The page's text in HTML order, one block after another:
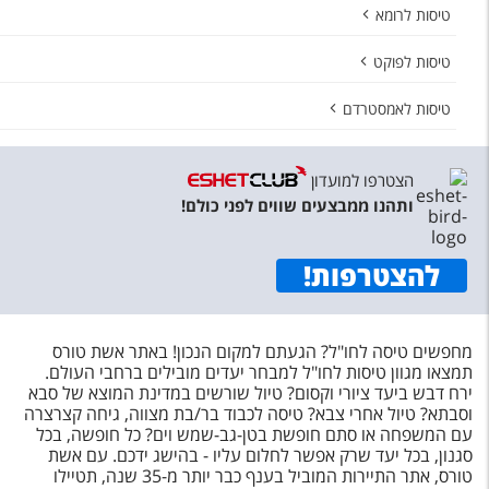
טיסות לרומא
טיסות לפוקט
טיסות לאמסטרדם
הצטרפו למועדון
ותהנו ממבצעים שווים לפני כולם!
להצטרפות!
מחפשים טיסה לחו"ל? הגעתם למקום הנכון! באתר אשת טורס
תמצאו מגוון טיסות לחו"ל למבחר יעדים מובילים ברחבי העולם.
ירח דבש ביעד ציורי וקסום? טיול שורשים במדינת המוצא של סבא
וסבתא? טיול אחרי צבא? טיסה לכבוד בר/בת מצווה, גיחה קצרצרה
עם המשפחה או סתם חופשת בטן-גב-שמש וים? כל חופשה, בכל
סגנון, בכל יעד שרק אפשר לחלום עליו - בהישג ידכם. עם אשת
טורס, אתר התיירות המוביל בענף כבר יותר מ-35 שנה, תטיילו